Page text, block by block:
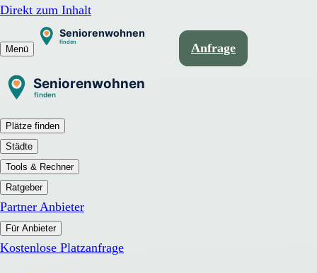
Direkt zum Inhalt
Menü Anfrage
Plätze finden
Städte
Tools & Rechner
Ratgeber
Partner Anbieter
Für Anbieter
Kostenlose Platzanfrage